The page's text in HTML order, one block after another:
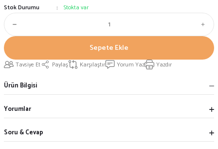
Stok Durumu
Stokta var
Sepete Ekle
Tavsiye Et Paylaş Karşılaştır Yorum Yaz Yazdır
Ürün Bilgisi
Yorumlar
Soru & Cevap